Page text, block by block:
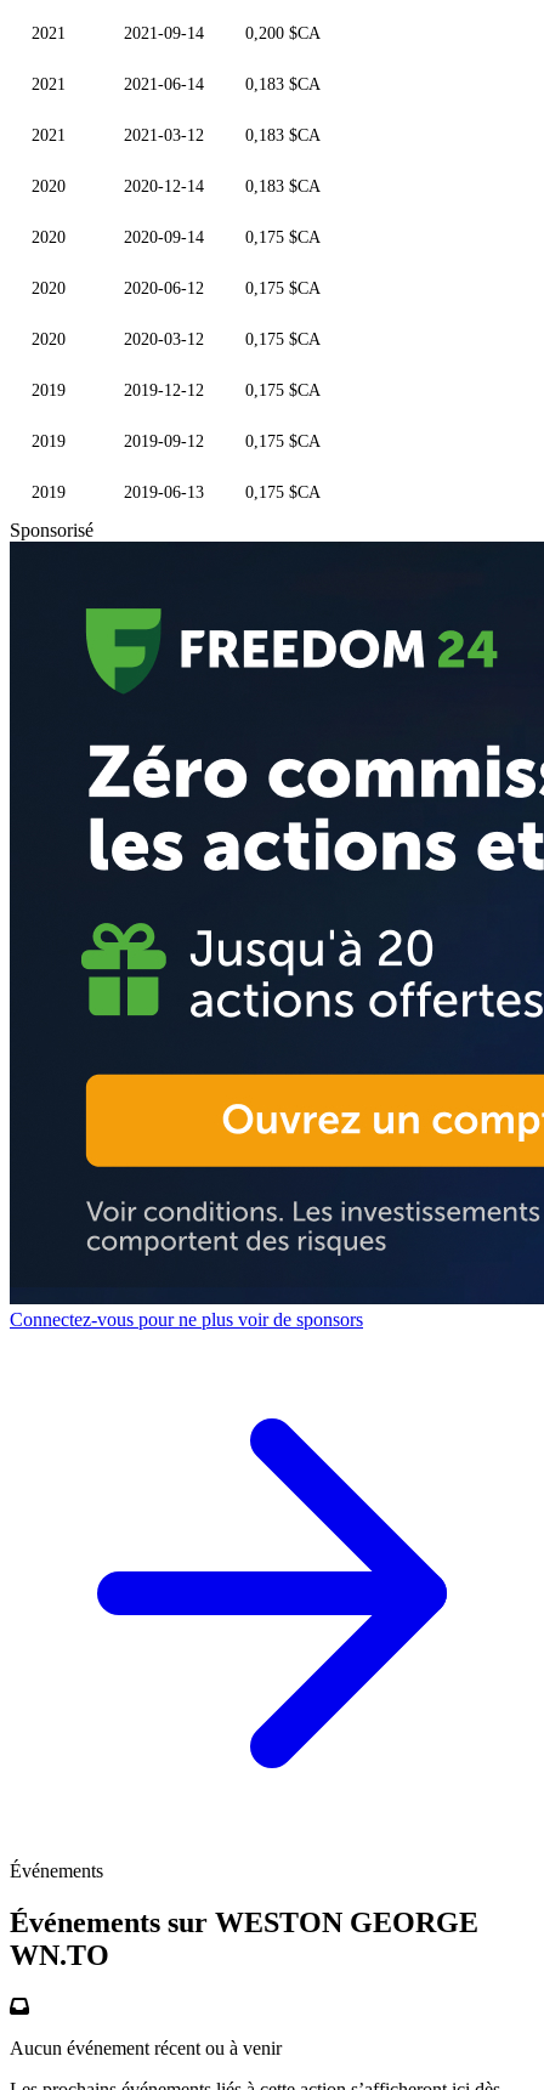
2021 2021-09-14 0,200 $CA
2021 2021-06-14 0,183 $CA
2021 2021-03-12 0,183 $CA
2020 2020-12-14 0,183 $CA
2020 2020-09-14 0,175 $CA
2020 2020-06-12 0,175 $CA
2020 2020-03-12 0,175 $CA
2019 2019-12-12 0,175 $CA
2019 2019-09-12 0,175 $CA
2019 2019-06-13 0,175 $CA
Sponsorisé
Connectez-vous pour ne plus voir de sponsors
Événements
Événements sur WESTON GEORGE
WN.TO
Aucun événement récent ou à venir